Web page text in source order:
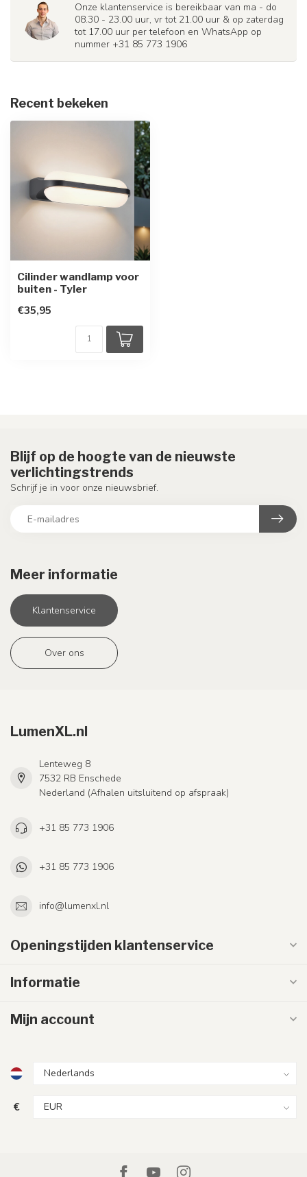
Onze klantenservice is bereikbaar van ma - do
08.30 - 23.00 uur, vr tot 21.00 uur & op zaterdag
tot 17.00 uur per telefoon en WhatsApp op
nummer +31 85 773 1906
Recent bekeken
Cilinder wandlamp voor
buiten - Tyler
€35,95
Meer informatie
Klantenservice
Over ons
Blijf op de hoogte van de nieuwste
verlichtingstrends
Schrijf je in voor onze nieuwsbrief.
LumenXL.nl
Lenteweg 8
7532 RB Enschede
Nederland (Afhalen uitsluitend op afspraak)
+31 85 773 1906
+31 85 773 1906
info@lumenxl.nl
Openingstijden klantenservice
Informatie
Mijn account
€